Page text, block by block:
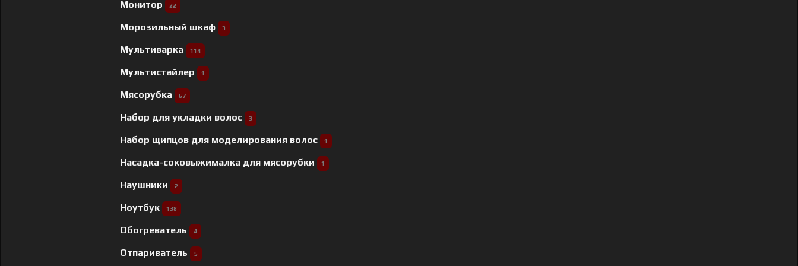
Монитор 22
Морозильный шкаф 3
Мультиварка 114
Мультистайлер 1
Мясорубка 67
Набор для укладки волос 3
Набор щипцов для моделирования волос 1
Насадка-соковыжималка для мясорубки 1
Наушники 2
Ноутбук 138
Обогреватель 4
Отпариватель 5